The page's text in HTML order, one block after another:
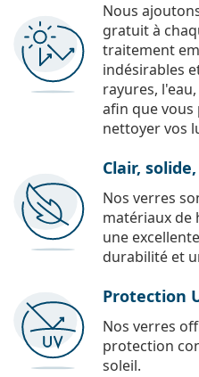
Nous
gratuit à
traitement
indésirables
rayures,
afin que vous
nettoyer vos
Clair,
Nos verres
matériaux de
une
durabilité et
Protection
Nos verres
protection
soleil.